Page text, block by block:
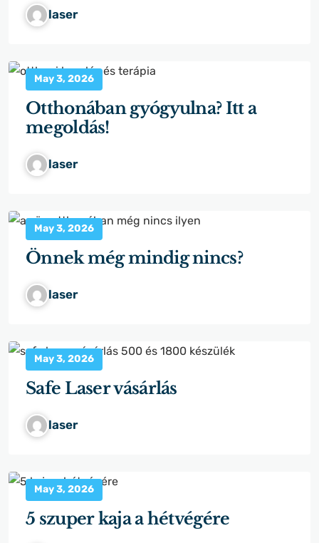
laser
May 3, 2026
Otthonában gyógyulna? Itt a
megoldás!
laser
May 3, 2026
Önnek még mindig nincs?
laser
May 3, 2026
Safe Laser vásárlás
laser
May 3, 2026
5 szuper kaja a hétvégére